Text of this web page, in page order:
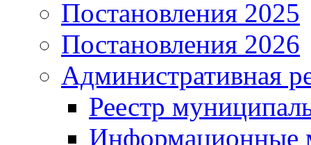
Постановления 2025
Постановления 2026
Административная
Реестр
Информационные